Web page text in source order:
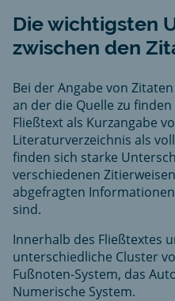
Die wichtigsten
zwischen den
Bei der Angabe von
an der die Quelle zu
Fließtext als Kurzangabe
Literaturverzeichnis als
finden sich starke
verschiedenen
abgefragten
sind.
Innerhalb des Fließtextes
unterschiedliche Cluster
Fußnoten-System, das
Numerische System.